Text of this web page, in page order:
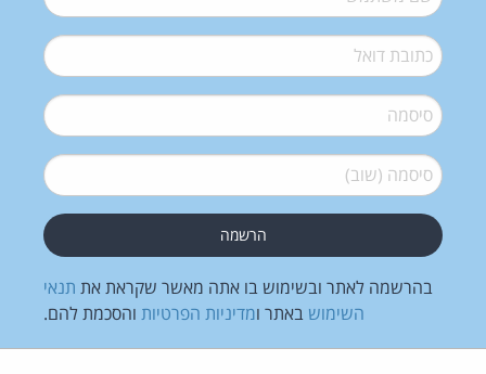
דואל*
סיסמה*
סיסמה (שוב)*
בהרשמה לאתר ובשימוש בו אתה מאשר שקראת את תנאי
השימוש באתר ומדיניות הפרטיות והסכמת להם.